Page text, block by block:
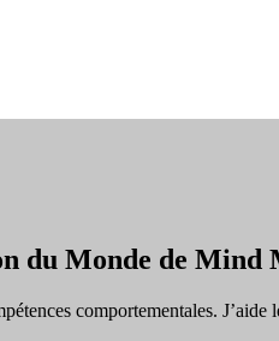
du Monde de Mind
comportementales. J’aide